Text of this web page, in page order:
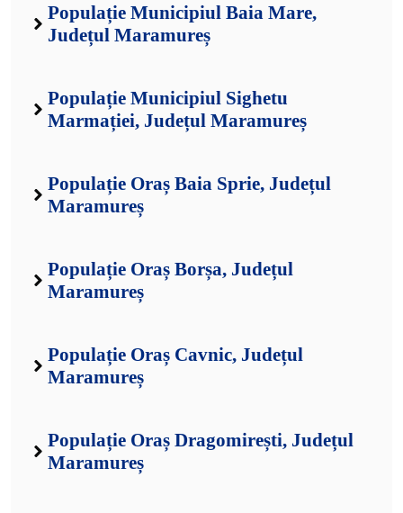
Populație Municipiul Baia Mare,
Județul Maramureș
Populație Municipiul Sighetu
Marmației, Județul Maramureș
Populație Oraș Baia Sprie, Județul
Maramureș
Populație Oraș Borșa, Județul
Maramureș
Populație Oraș Cavnic, Județul
Maramureș
Populație Oraș Dragomirești, Județul
Maramureș